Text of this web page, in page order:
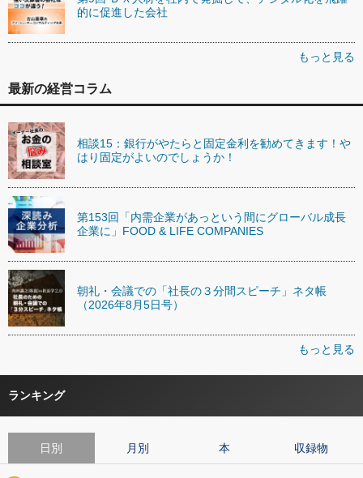
的に促進した会社
もっと見る
最新の経営コラム
相談15：銀行がやたらと固定金利を勧めてきます！や
はり固定がよいのでしょうか！
第153回「内需企業があっという間にグローバル成長
企業に」FOOD & LIFE COMPANIES
朝礼・会議での「社長の３分間スピーチ」ネタ帳
（2026年8月5日号）
もっと見る
ランキング
日別 月別 本 収録物